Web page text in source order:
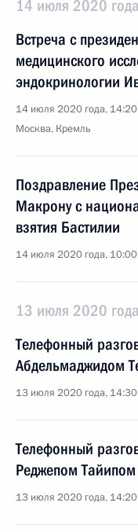
14 июля 2020
Встреча с
медицинского
эндокринологии
14 июля 2020 года, 14:20
Москва, Кремль
Поздравление
Макрону с
взятия Бастилии
14 июля 2020 года, 10:00
13 июля 2020
Телефонный
Абдельмаджидом
13 июля 2020 года, 14:30
Телефонный
Реджепом
13 июля 2020 года, 14:20